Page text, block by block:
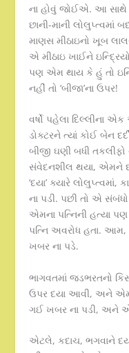
ના હોવું જોઈએ. આ
છાની-માની
માણસ મીઠાઇનો ખૂબ
એ મીઠાઇ ખાઈને
પણ એમ થાય કે હું તો
નહીં તો ‘બીજા’ના ઉપર!
વર્ષો પહેલા દિલ્લીના
ડોક્ટરને ત્યાં કોઈ બેન
બીજી ઘણી બધી
સંવેદનશીલ થયા, એમને
‘દયા’ ક્યારે
ના પડી. પછી તો એ
એમના પત્નિની હત્યા
પત્નિ અવરોધ હતા. આમ,
ખબર ના પડે.
ભાગવતમાં જડભરતનો
ઉપર દયા આવી, અને
ગઈ ખબર ના પડી, અને
એટલે, કદાચ, ભગવાને